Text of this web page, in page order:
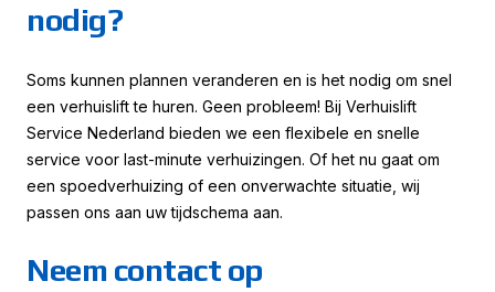
nodig?
Soms kunnen plannen veranderen en is het nodig om snel
een verhuislift te huren. Geen probleem! Bij Verhuislift
Service Nederland bieden we een flexibele en snelle
service voor last-minute verhuizingen. Of het nu gaat om
een spoedverhuizing of een onverwachte situatie, wij
passen ons aan uw tijdschema aan.
Neem contact op